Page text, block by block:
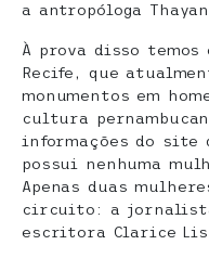
a antropóloga
À prova disso
Recife, que
monumentos em
cultura
informações do site
possui nenhuma
Apenas duas
circuito: a jornalista
escritora Clarice